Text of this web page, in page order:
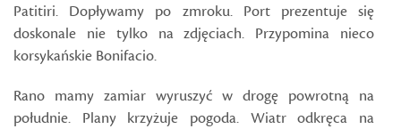
Patitiri. Dopływamy po zmroku. Port prezentuje się
doskonale nie tylko na zdjęciach. Przypomina nieco
korsykańskie Bonifacio.
Rano mamy zamiar wyruszyć w drogę powrotną na
południe. Plany krzyżuje pogoda. Wiatr odkręca na